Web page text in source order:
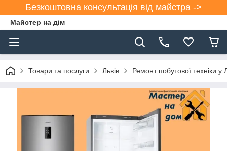
Безкоштовна консультація від майстра ->
Майстер на дім
Товари та послуги Львів Ремонт побутової техніки у